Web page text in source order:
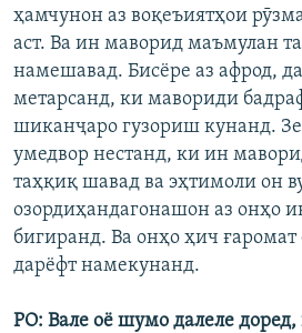
ҳамчунон аз воқеъиятҳои
аст. Ва ин маворид маъмулан
намешавад. Бисёре аз афрод,
метарсанд, ки мавориди
шиканҷаро гузориш кунанд.
умедвор нестанд, ки ин
таҳқиқ шавад ва эҳтимоли он
озордиҳандагонашон аз онҳо
бигиранд. Ва онҳо ҳич ғаромат
дарёфт намекунанд.
РО: Вале оё шумо далеле